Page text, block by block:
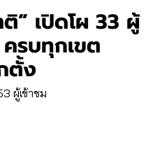
” เปิดโผ 33 ผู้
รบทุกเขต
ตั้ง
ผู้เข้าชม